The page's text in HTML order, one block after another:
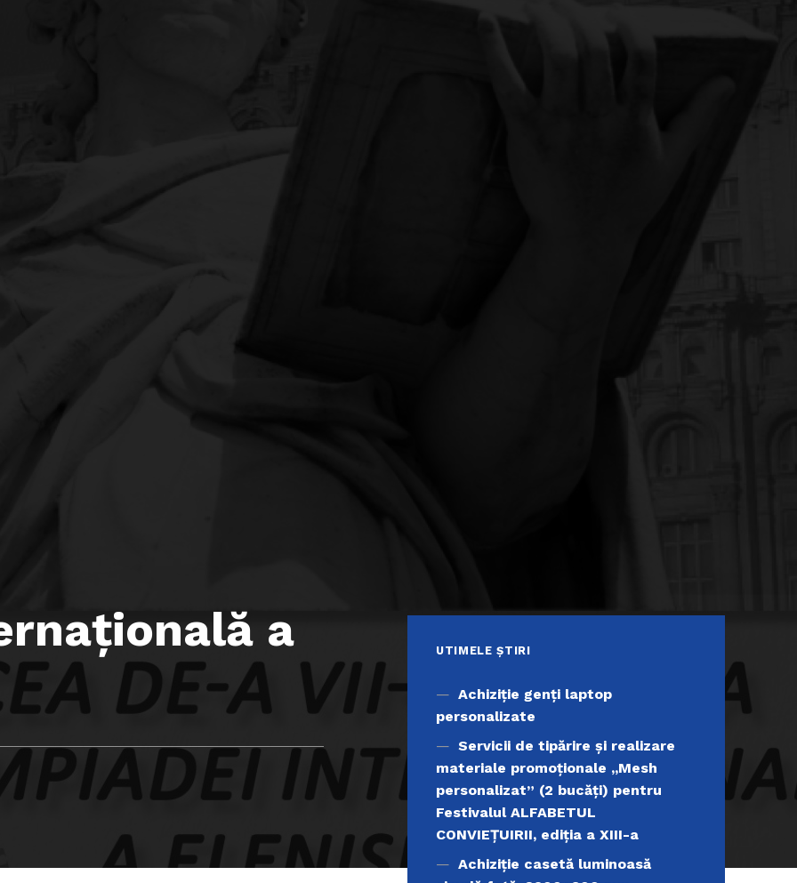
a
UTIMELE ȘTIRI
Achiziţie genți laptop
personalizate
Servicii de tipărire şi realizare
materiale promoţionale ,,Mesh
personalizat” (2 bucăți) pentru
Festivalul ALFABETUL
CONVIEŢUIRII, ediţia a XIII-a
Achiziție casetă luminoasă